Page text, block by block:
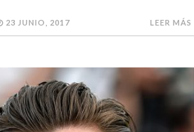
23 JUNIO, 2017 LEER MÁS